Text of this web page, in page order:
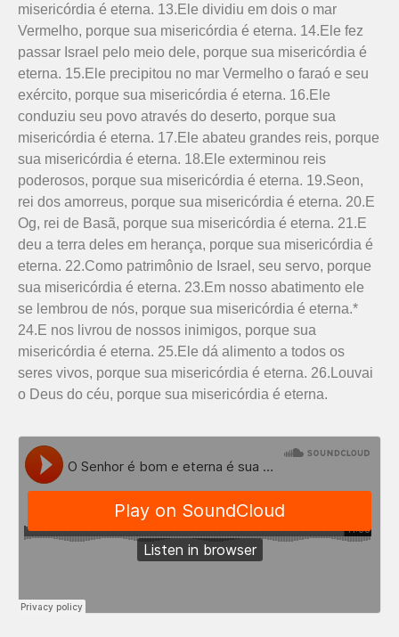
misericórdia é eterna. 13.Ele dividiu em dois o mar
Vermelho, porque sua misericórdia é eterna. 14.Ele fez
passar Israel pelo meio dele, porque sua misericórdia é
eterna. 15.Ele precipitou no mar Vermelho o faraó e seu
exército, porque sua misericórdia é eterna. 16.Ele
conduziu seu povo através do deserto, porque sua
misericórdia é eterna. 17.Ele abateu grandes reis, porque
sua misericórdia é eterna. 18.Ele exterminou reis
poderosos, porque sua misericórdia é eterna. 19.Seon,
rei dos amorreus, porque sua misericórdia é eterna. 20.E
Og, rei de Basã, porque sua misericórdia é eterna. 21.E
deu a terra deles em herança, porque sua misericórdia é
eterna. 22.Como patrimônio de Israel, seu servo, porque
sua misericórdia é eterna. 23.Em nosso abatimento ele
se lembrou de nós, porque sua misericórdia é eterna.*
24.E nos livrou de nossos inimigos, porque sua
misericórdia é eterna. 25.Ele dá alimento a todos os
seres vivos, porque sua misericórdia é eterna. 26.Louvai
o Deus do céu, porque sua misericórdia é eterna.